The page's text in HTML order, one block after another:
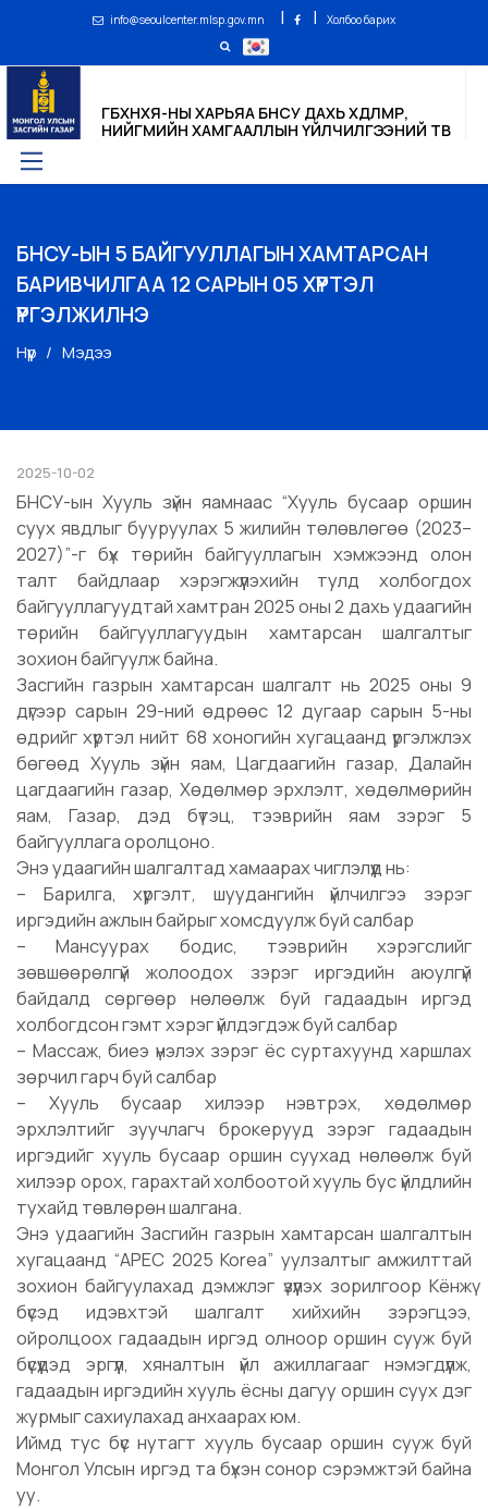
info@seoulcenter.mlsp.gov.mn | | Холбоо барих
ГБХНХЯ-НЫ ХАРЬЯА БНСУ ДАХЬ ХӨДӨЛМӨР,
НИЙГМИЙН ХАМГААЛЛЫН ҮЙЛЧИЛГЭЭНИЙ ТӨВ
БНСУ-ЫН 5 БАЙГУУЛЛАГЫН ХАМТАРСАН
БАРИВЧИЛГАА 12 САРЫН 05 ХҮРТЭЛ
ҮРГЭЛЖИЛНЭ
Нүүр Мэдээ
2025-10-02
БНСУ-ын Хууль зүйн яамнаас “Хууль бусаар оршин
суух явдлыг бууруулах 5 жилийн төлөвлөгөө (2023–
2027)”-г бүх төрийн байгууллагын хэмжээнд олон
талт байдлаар хэрэгжүүлэхийн тулд холбогдох
байгууллагуудтай хамтран 2025 оны 2 дахь удаагийн
төрийн байгууллагуудын хамтарсан шалгалтыг
зохион байгуулж байна.
Засгийн газрын хамтарсан шалгалт нь 2025 оны 9
дүгээр сарын 29-ний өдрөөс 12 дугаар сарын 5-ны
өдрийг хүртэл нийт 68 хоногийн хугацаанд үргэлжлэх
бөгөөд Хууль зүйн яам, Цагдаагийн газар, Далайн
цагдаагийн газар, Хөдөлмөр эрхлэлт, хөдөлмөрийн
яам, Газар, дэд бүтэц, тээврийн яам зэрэг 5
байгууллага оролцоно.
Энэ удаагийн шалгалтад хамаарах чиглэлүүд нь:
– Барилга, хүргэлт, шуудангийн үйлчилгээ зэрэг
иргэдийн ажлын байрыг хомсдуулж буй салбар
– Мансуурах бодис, тээврийн хэрэгслийг
зөвшөөрөлгүй жолоодох зэрэг иргэдийн аюулгүй
байдалд сөргөөр нөлөөлж буй гадаадын иргэд
холбогдсон гэмт хэрэг үйлдэгдэж буй салбар
– Массаж, биеэ үнэлэх зэрэг ёс суртахуунд харшлах
зөрчил гарч буй салбар
– Хууль бусаар хилээр нэвтрэх, хөдөлмөр
эрхлэлтийг зуучлагч брокерууд зэрэг гадаадын
иргэдийг хууль бусаар оршин суухад нөлөөлж буй
хилээр орох, гарахтай холбоотой хууль бус үйлдлийн
тухайд төвлөрөн шалгана.
Энэ удаагийн Засгийн газрын хамтарсан шалгалтын
хугацаанд “APEC 2025 Korea” уулзалтыг амжилттай
зохион байгуулахад дэмжлэг үзүүлэх зорилгоор Кёнжү
бүсэд идэвхтэй шалгалт хийхийн зэрэгцээ,
ойролцоох гадаадын иргэд олноор оршин сууж буй
бүсүүдэд эргүүл, хяналтын үйл ажиллагааг нэмэгдүүлж,
гадаадын иргэдийн хууль ёсны дагуу оршин суух дэг
журмыг сахиулахад анхаарах юм.
Иймд тус бүс нутагт хууль бусаар оршин сууж буй
Монгол Улсын иргэд та бүхэн сонор сэрэмжтэй байна
уу.